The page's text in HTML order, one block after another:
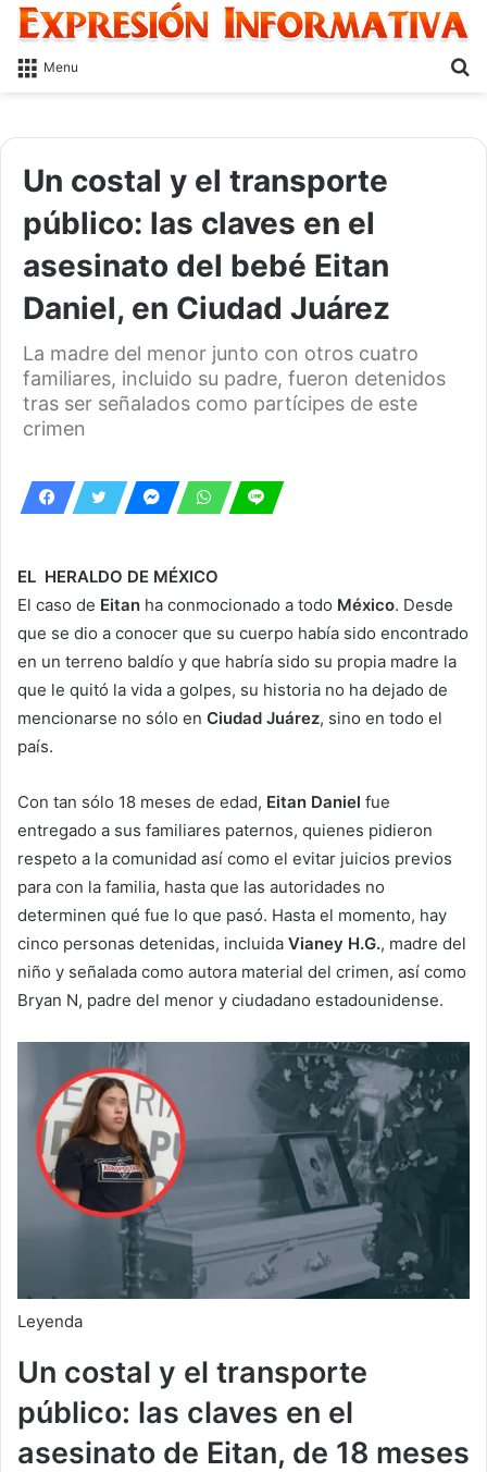
Menu
Un costal y el transporte
público: las claves en el
asesinato del bebé Eitan
Daniel, en Ciudad Juárez
La madre del menor junto con otros cuatro
familiares, incluido su padre, fueron detenidos
tras ser señalados como partícipes de este
crimen
EL HERALDO DE MÉXICO
El caso de Eitan ha conmocionado a todo México. Desde
que se dio a conocer que su cuerpo había sido encontrado
en un terreno baldío y que habría sido su propia madre la
que le quitó la vida a golpes, su historia no ha dejado de
mencionarse no sólo en Ciudad Juárez, sino en todo el
país.
Con tan sólo 18 meses de edad, Eitan Daniel fue
entregado a sus familiares paternos, quienes pidieron
respeto a la comunidad así como el evitar juicios previos
para con la familia, hasta que las autoridades no
determinen qué fue lo que pasó. Hasta el momento, hay
cinco personas detenidas, incluida Vianey H.G., madre del
niño y señalada como autora material del crimen, así como
Bryan N, padre del menor y ciudadano estadounidense.
Leyenda
Un costal y el transporte
público: las claves en el
asesinato de Eitan, de 18 meses